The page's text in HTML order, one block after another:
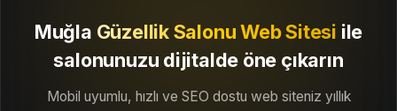
Muğla Güzellik Salonu Web Sitesi ile
salonunuzu dijitalde öne çıkarın
Mobil uyumlu, hızlı ve SEO dostu web siteniz yıllık